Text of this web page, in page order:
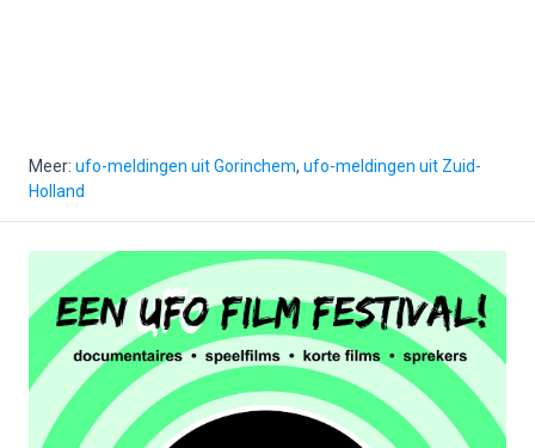
Meer: ufo-meldingen uit Gorinchem, ufo-meldingen uit Zuid-
Holland